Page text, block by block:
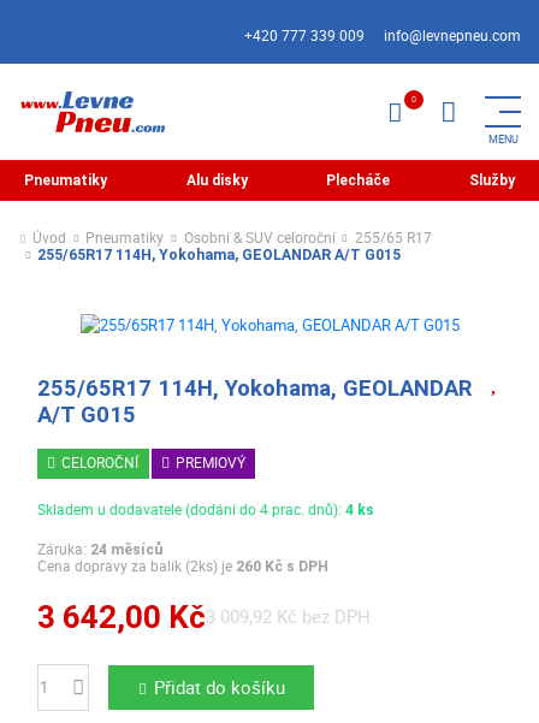
+420 777 339 009 info@levnepneu.com
Pneumatiky Alu disky Plecháče Služby
Úvod Pneumatiky Osobní & SUV celoroční 255/65 R17
255/65R17 114H, Yokohama, GEOLANDAR A/T G015
255/65R17 114H, Yokohama, GEOLANDAR
A/T G015
CELOROČNÍ PREMIOVÝ
Skladem u dodavatele (dodání do 4 prac. dnů):4 ks
Záruka: 24 měsíců
Cena dopravy za balík (2ks) je 260 Kč s DPH
3 642,00 Kč3 009,92 Kč bez DPH
Počet Přidat do košíku